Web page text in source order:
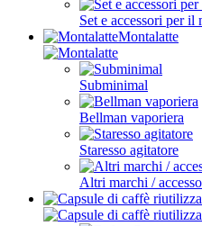
Set e accessori per il
Montalatte
Subminimal
Bellman vaporiera
Staresso agitatore
Altri marchi /